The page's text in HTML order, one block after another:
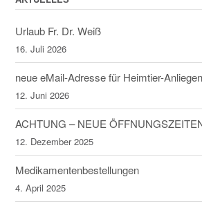
Urlaub Fr. Dr. Weiß
16. Juli 2026
neue eMail-Adresse für Heimtier-Anliegen
12. Juni 2026
ACHTUNG – NEUE
12. Dezember 2025
Medikamentenbestellungen
4. April 2025